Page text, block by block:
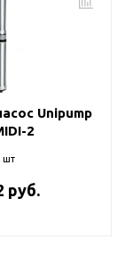
Unipump
2
руб.